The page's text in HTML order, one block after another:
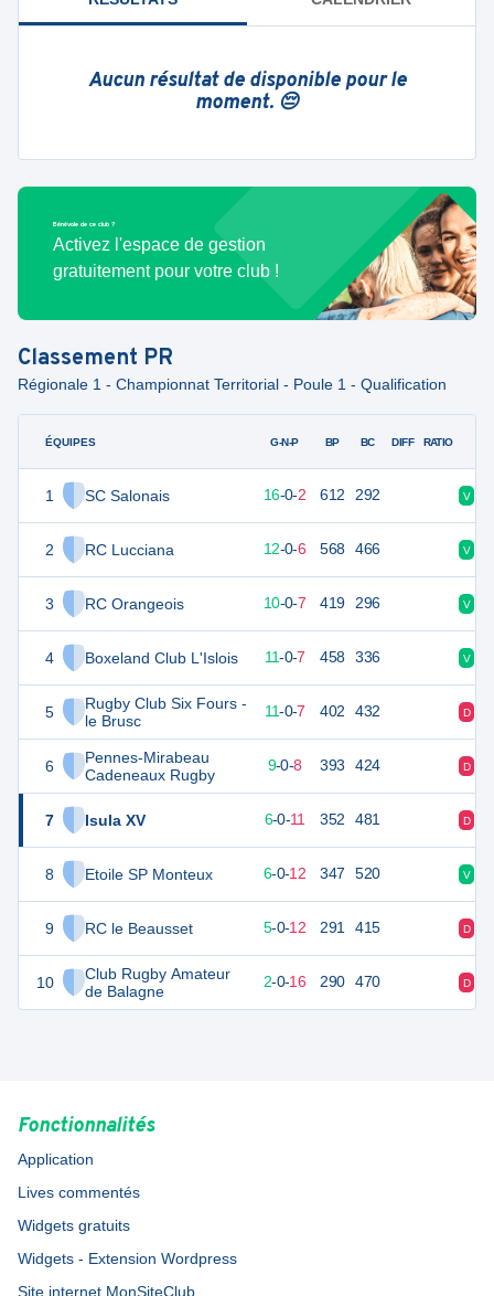
Aucun résultat de disponible pour le
moment. 😔
Bénévole de ce club ?
Activez l'espace de gestion
gratuitement pour votre club !
Classement PR
Régionale 1 - Championnat Territorial - Poule 1 - Qualification
ÉQUIPES
1 SC Salonais
2 RC Lucciana
3 RC Orangeois
4 Boxeland Club L'Islois
5
Rugby Club Six Fours -
le Brusc
6
Pennes-Mirabeau
Cadeneaux Rugby
7 Isula XV
8 Etoile SP Monteux
9 RC le Beausset
10
Club Rugby Amateur
de Balagne
G-N-P BP BC DIFF RATIO
16-0-2 612 292 V
12-0-6 568 466 V
10-0-7 419 296 V
57 18 11-0-7 458 336 V
53 18 11-0-7 402 432 D
48 9-0-8 393 424 D
6-0-11 352 481 D
29 6-0-12 347 520 V
5-0-12 291 415 D
18 2-0-16 290 470 D
Fonctionnalités
Application
Lives commentés
Widgets gratuits
Widgets - Extension Wordpress
Site internet MonSiteClub